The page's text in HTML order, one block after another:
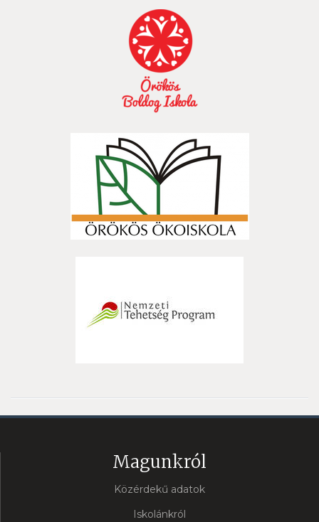
Magunkról
Közérdekű adatok
Iskolánkról